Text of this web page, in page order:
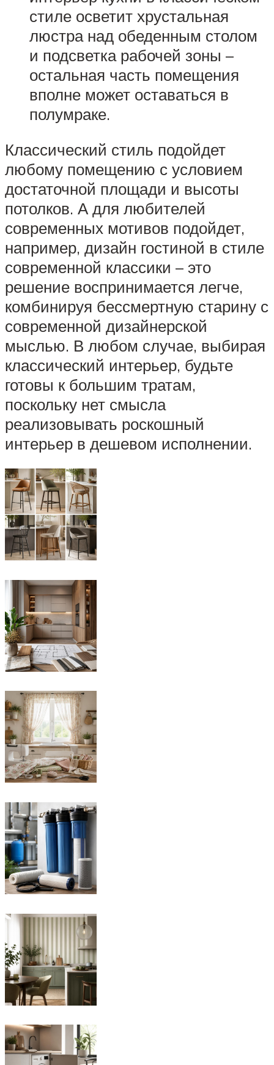
стиле осветит хрустальная
люстра над обеденным столом
и подсветка рабочей зоны –
остальная часть помещения
вполне может оставаться в
полумраке.
Классический стиль подойдет
любому помещению с условием
достаточной площади и высоты
потолков. А для любителей
современных мотивов подойдет,
например, дизайн гостиной в стиле
современной классики – это
решение воспринимается легче,
комбинируя бессмертную старину с
современной дизайнерской
мыслью. В любом случае, выбирая
классический интерьер, будьте
готовы к большим тратам,
поскольку нет смысла
реализовывать роскошный
интерьер в дешевом исполнении.